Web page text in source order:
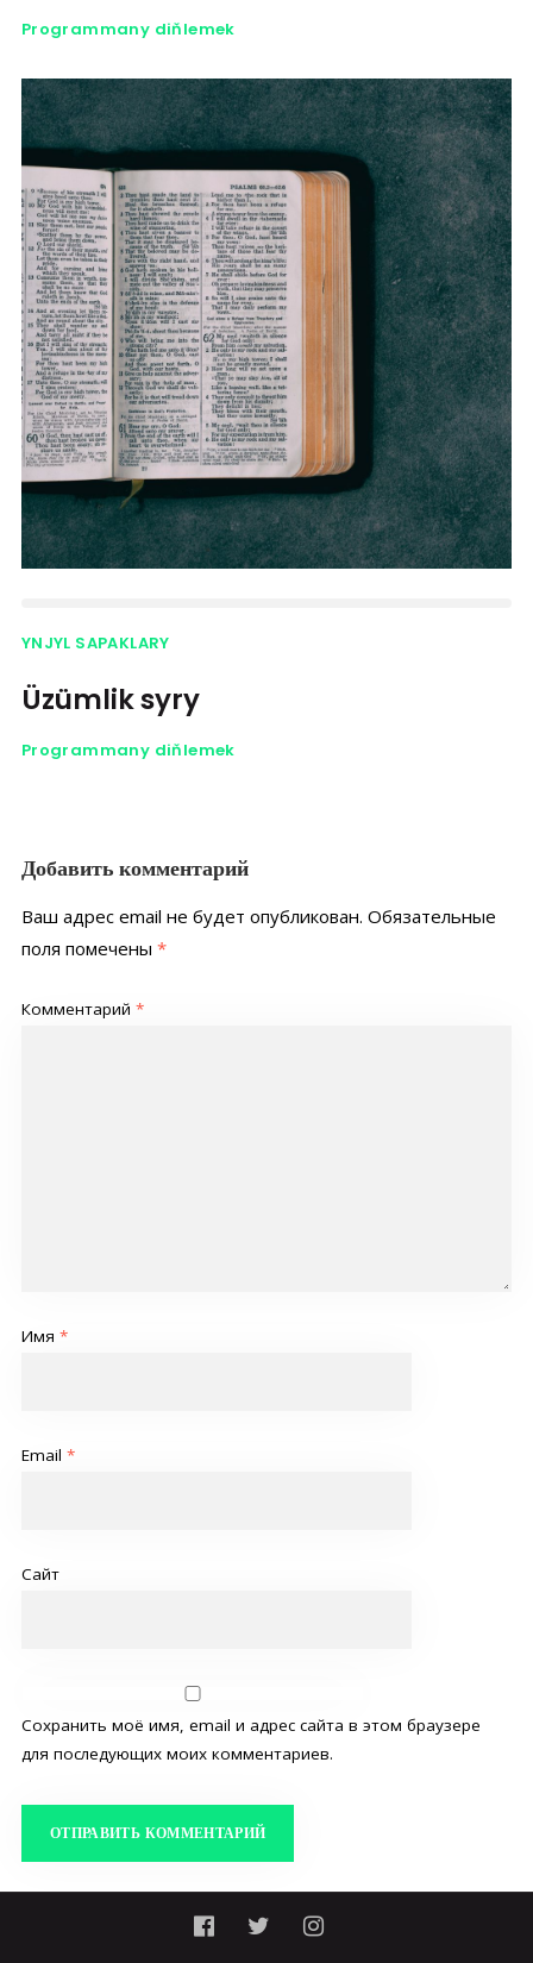
Programmany diňlemek
YNJYL SAPAKLARY
Üzümlik syry
Programmany diňlemek
Добавить комментарий
Ваш адрес email не будет опубликован. Обязательные
поля помечены *
Комментарий *
Имя *
Email *
Сайт
Сохранить моё имя, email и адрес сайта в этом браузере
для последующих моих комментариев.